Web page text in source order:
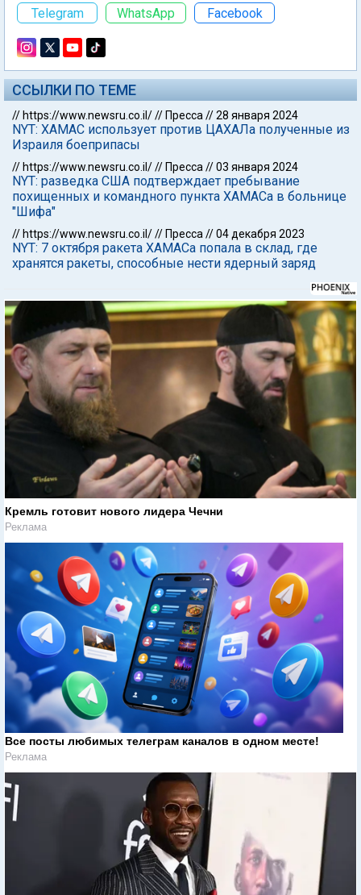
Telegram WhatsApp Facebook
ССЫЛКИ ПО ТЕМЕ
// https://www.newsru.co.il/// Пресса //28 января 2024
NYT: ХАМАС использует против ЦАХАЛа полученные из
Израиля боеприпасы
// https://www.newsru.co.il/// Пресса //03 января 2024
NYT: разведка США подтверждает пребывание
похищенных и командного пункта ХАМАСа в больнице
"Шифа"
// https://www.newsru.co.il/// Пресса //04 декабря 2023
NYT: 7 октября ракета ХАМАСа попала в склад, где
хранятся ракеты, способные нести ядерный заряд
Кремль готовит нового лидера Чечни
Реклама
Все посты любимых телеграм каналов в одном месте!
Реклама